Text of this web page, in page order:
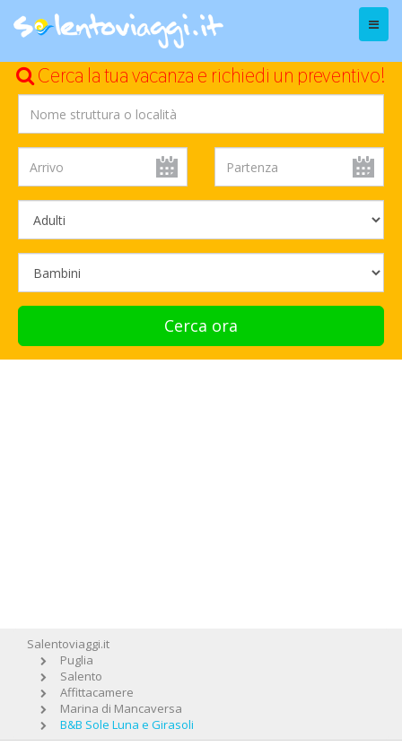
Menu
Cerca la tua vacanza e richiedi un preventivo!
Cerca ora
Salentoviaggi.it
Puglia
Salento
Affittacamere
Marina di Mancaversa
B&B Sole Luna e Girasoli